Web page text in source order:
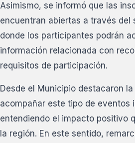
Asimismo, se informó que las
encuentran abiertas a través del
donde los participantes podrán
información relacionada con
requisitos de participación.
Desde el Municipio destacaron
acompañar este tipo de eventos
entendiendo el impacto positivo
la región. En este sentido,